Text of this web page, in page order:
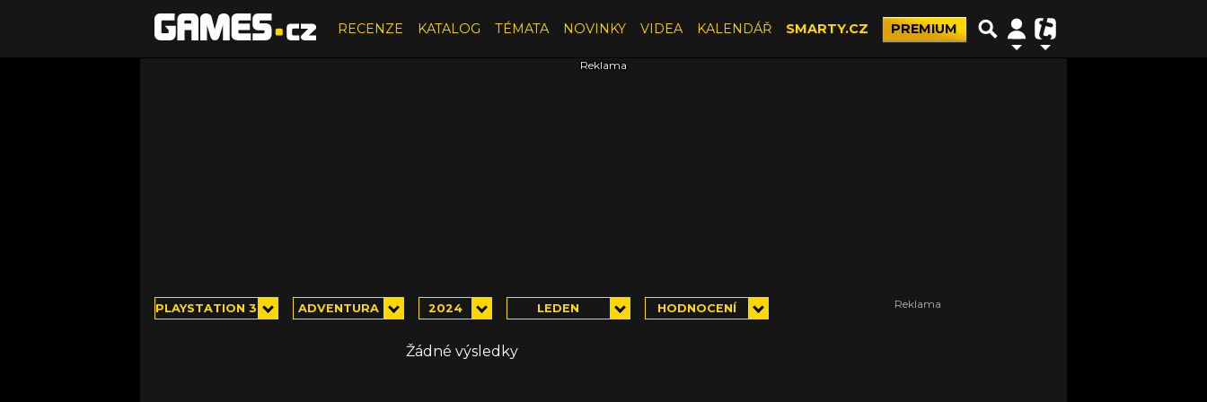
RECENZE KATALOG TÉMATA NOVINKY VIDEA KALENDÁŘ SMARTY.CZ PREMIUM
PLAYSTATION 3 ADVENTURA 2024 LEDEN HODNOCENÍ
Žádné výsledky